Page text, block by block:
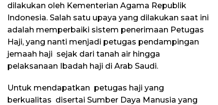
dilakukan oleh Kementerian Agama Republik
Indonesia. Salah satu upaya yang dilakukan saat ini
adalah memperbaiki sistem penerimaan Petugas
Haji, yang nanti menjadi petugas pendampingan
jemaah haji sejak dari tanah air hingga
pelaksanaan Ibadah haji di Arab Saudi.
Untuk mendapatkan petugas haji yang
berkualitas disertai Sumber Daya Manusia yang